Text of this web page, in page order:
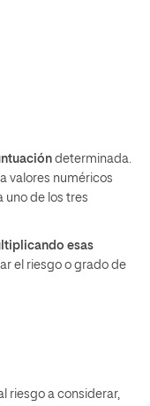
determinada.
valores numéricos
uno de los tres
esas
el riesgo o grado de
riesgo a considerar,